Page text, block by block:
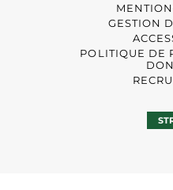
GESTION
POLITIQUE DE